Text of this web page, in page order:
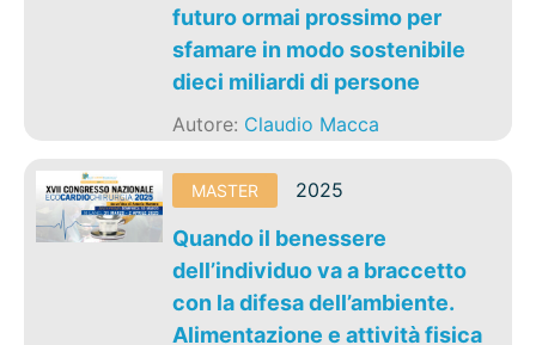
futuro ormai prossimo per
sfamare in modo sostenibile
dieci miliardi di persone
Autore: Claudio Macca
MASTER 2025
Quando il benessere
dell’individuo va a braccetto
con la difesa dell’ambiente.
Alimentazione e attività fisica